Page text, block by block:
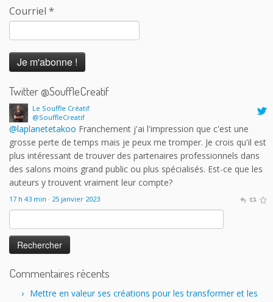
Courriel *
Twitter @SouffleCreatif
Le Souffle Créatif
@SouffleCreatif
@laplanetetakoo Franchement j'ai l'impression que c'est une
grosse perte de temps mais je peux me tromper. Je crois qu'il est
plus intéressant de trouver des partenaires professionnels dans
des salons moins grand public ou plus spécialisés. Est-ce que les
auteurs y trouvent vraiment leur compte?
17 h 43 min · 25 janvier 2023
Commentaires récents
Mettre en valeur ses créations pour les transformer et les